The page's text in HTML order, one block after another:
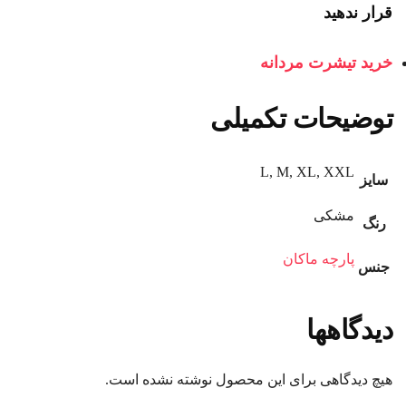
قرار ندهید
خرید تیشرت مردانه
توضیحات تکمیلی
سایز
L, M, XL, XXL
رنگ
مشکی
جنس
پارچه ماکان
دیدگاهها
هیچ دیدگاهی برای این محصول نوشته نشده است.